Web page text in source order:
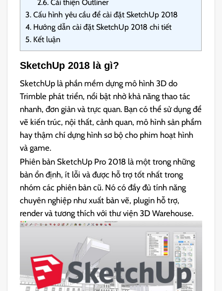
2.6. Cải thiện Outliner
3. Cấu hình yêu cầu để cài đặt SketchUp 2018
4. Hướng dẫn cài đặt SketchUp 2018 chi tiết
5. Kết luận
SketchUp 2018 là gì?
SketchUp là phần mềm dựng mô hình 3D do
Trimble phát triển, nổi bật nhờ khả năng thao tác
nhanh, đơn giản và trực quan. Bạn có thể sử dụng để
vẽ kiến trúc, nội thất, cảnh quan, mô hình sản phẩm
hay thậm chí dựng hình sơ bộ cho phim hoạt hình
và game.
Phiên bản SketchUp Pro 2018 là một trong những
bản ổn định, ít lỗi và được hỗ trợ tốt nhất trong
nhóm các phiên bản cũ. Nó có đầy đủ tính năng
chuyên nghiệp như xuất bản vẽ, plugin hỗ trợ,
render và tương thích với thư viện 3D Warehouse.